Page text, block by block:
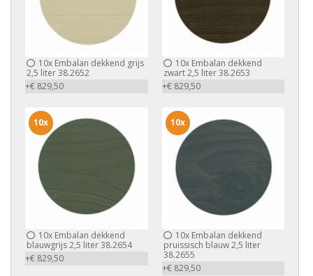
10x Embalan dekkend grijs
2,5 liter 38.2652
+€ 829,50
10xEmbalan dekkend
zwart 2,5 liter 38.2653
+€ 829,50
10x Embalan dekkend
blauwgrijs 2,5 liter 38.2654
+€ 829,50
10x
10xEmbalan dekkend
pruissisch blauw 2,5 liter
38.2655
+€ 829,50
10x